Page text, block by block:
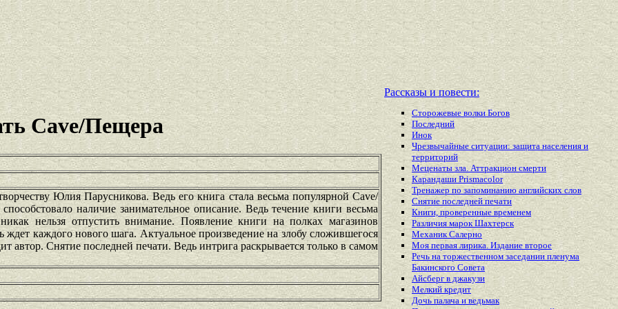
Cave/Пещера
Юлия Парусникова. Ведь его книга стала весьма популярной Cave/
наличие занимательное описание. Ведь течение книги весьма
нельзя отпустить внимание. Появление книги на полках магазинов
каждого нового шага. Актуальное произведение на злобу сложившегося
автор. Снятие последней печати. Ведь интрига раскрывается только в самом
Рассказы и повести:
Сторожевые волки Богов
Последний
Инок
Чрезвычайные ситуации: защита населения и
территорий
Меценаты зла. Аттракцион смерти
Карандаши Prismacolor
Тренажер по запоминанию английских слов
Снятие последней печати
Книги, проверенные временем
Различия марок Шахтерск
Механик Салерно
Моя первая лирика. Издание второе
Речь на торжественном заседании пленума
Бакинского Совета
Айсберг в джакузи
Мелкий кредит
Дочь палача и ведьмак